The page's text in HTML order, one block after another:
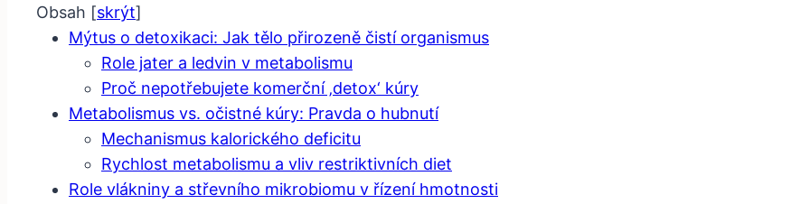
Obsah [skrýt]
Mýtus o detoxikaci: Jak tělo přirozeně čistí organismus
Role jater a ledvin v metabolismu
Proč nepotřebujete komerční ‚detox‘ kúry
Metabolismus vs. očistné kúry: Pravda o hubnutí
Mechanismus kalorického deficitu
Rychlost metabolismu a vliv restriktivních diet
Role vlákniny a střevního mikrobiomu v řízení hmotnosti